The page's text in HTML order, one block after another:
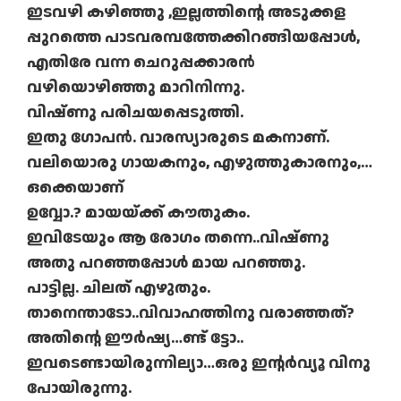
ഇടവഴി കഴിഞ്ഞു ,ഇല്ലത്തിന്റെ അടുക്കള
പ്പുറത്തെ പാടവരമ്പത്തേക്കിറങ്ങിയപ്പോൾ,
എതിരേ വന്ന ചെറുപ്പക്കാരൻ
വഴിയൊഴിഞ്ഞു മാറിനിന്നു.
വിഷ്ണു പരിചയപ്പെടുത്തി.
ഇതു ഗോപൻ. വാരസ്യാരുടെ മകനാണ്‌.
വലിയൊരു ഗായകനും, എഴുത്തുകാരനും,…
ഒക്കെയാണ്
ഉവ്വോ.? മായയ്ക്ക് കൗതുകം.
ഇവിടേയും ആ രോഗം തന്നെ..വിഷ്ണു
അതു പറഞ്ഞപ്പോൾ മായ പറഞ്ഞു.
പാട്ടില്ല. ചിലത് എഴുതും.
താനെന്താടോ..വിവാഹത്തിനു വരാഞ്ഞത്?
അതിന്റെ ഈർഷ്യ…ണ്ട് ട്ടോ..
ഇവടെണ്ടായിരുന്നില്യാ…ഒരു ഇന്റർവ്യൂ വിനു
പോയിരുന്നു.